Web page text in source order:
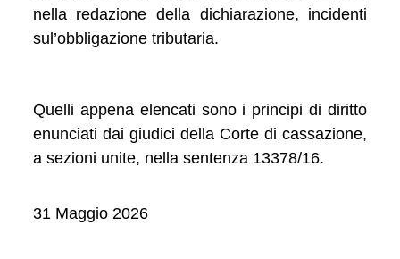
nella redazione della dichiarazione, incidenti
sul’obbligazione tributaria.
Quelli appena elencati sono i principi di diritto
enunciati dai giudici della Corte di cassazione,
a sezioni unite, nella sentenza 13378/16.
31 Maggio 2026